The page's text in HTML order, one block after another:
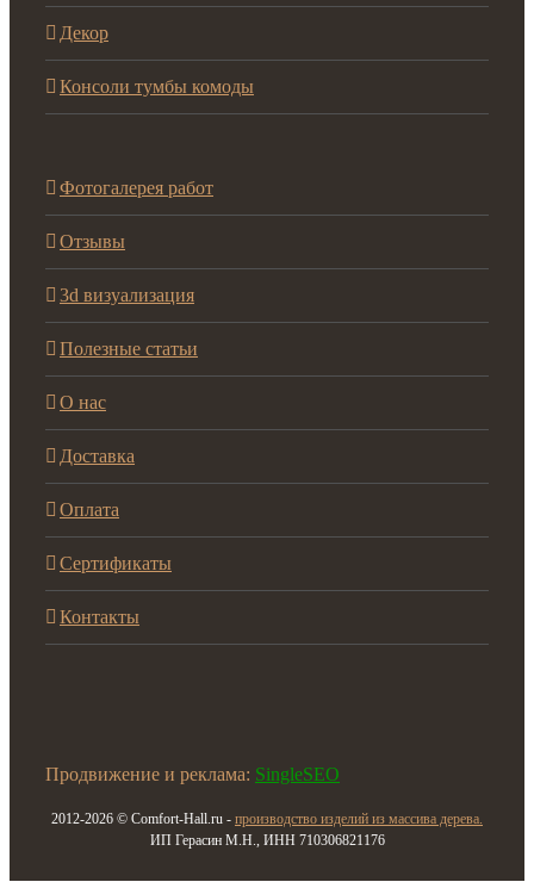
Декор
Консоли тумбы комоды
Фотогалерея работ
Отзывы
3d визуализация
Полезные статьи
О нас
Доставка
Оплата
Сертификаты
Контакты
Продвижение и реклама: SingleSEO
2012-2026 © Comfort-Hall.ru - производство изделий из массива дерева.
ИП Герасин М.Н., ИНН 710306821176